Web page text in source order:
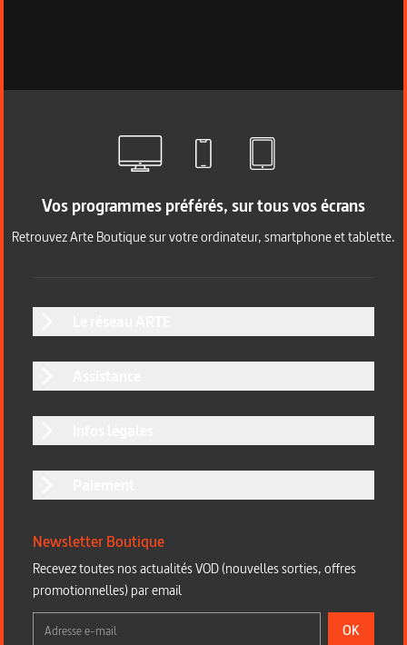
Vos programmes préférés, sur tous vos écrans
Retrouvez Arte Boutique sur votre ordinateur, smartphone et tablette.
Newsletter Boutique
Recevez toutes nos actualités VOD (nouvelles sorties, offres
promotionnelles) par email
OK